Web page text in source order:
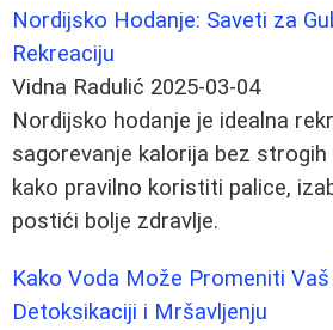
Nordijsko Hodanje: Saveti za
Rekreaciju
Vidna Radulić 2025-03-04
Nordijsko hodanje je idealna
sagorevanje kalorija bez strogih
kako pravilno koristiti palice,
postići bolje zdravlje.
Kako Voda Može Promeniti
Detoksikaciji i Mršavljenju